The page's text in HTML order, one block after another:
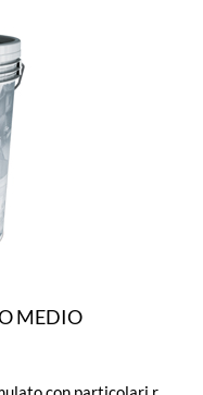
MEDIO